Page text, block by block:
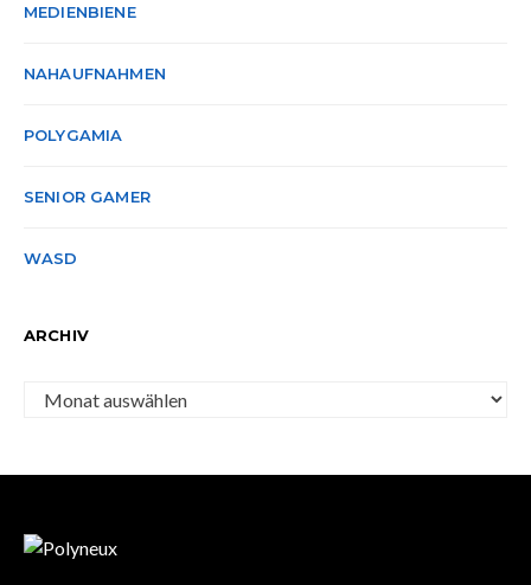
MEDIENBIENE
NAHAUFNAHMEN
POLYGAMIA
SENIOR GAMER
WASD
ARCHIV
Archiv